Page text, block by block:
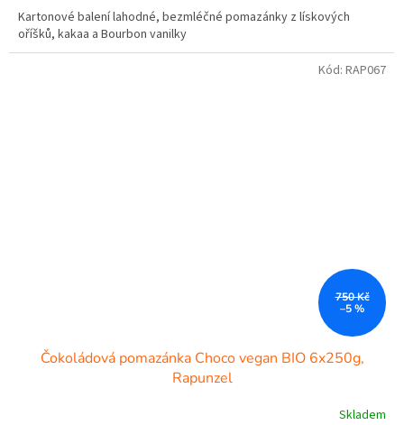
Kartonové balení lahodné, bezmléčné pomazánky z lískových
oříšků, kakaa a Bourbon vanilky
750 Kč
–5 %
Čokoládová pomazánka Choco vegan BIO 6x250g,
Rapunzel
Skladem
Kód: RAP067